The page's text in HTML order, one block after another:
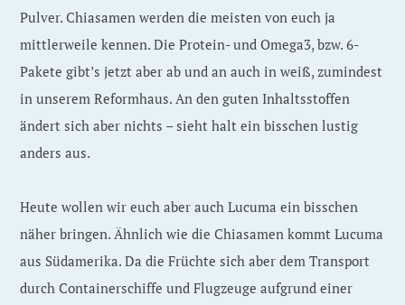
Pulver. Chiasamen werden die meisten von euch ja
mittlerweile kennen. Die Protein- und Omega3, bzw. 6-
Pakete gibt’s jetzt aber ab und an auch in weiß, zumindest
in unserem Reformhaus. An den guten Inhaltsstoffen
ändert sich aber nichts – sieht halt ein bisschen lustig
anders aus.
Heute wollen wir euch aber auch Lucuma ein bisschen
näher bringen. Ähnlich wie die Chiasamen kommt Lucuma
aus Südamerika. Da die Früchte sich aber dem Transport
durch Containerschiffe und Flugzeuge aufgrund einer